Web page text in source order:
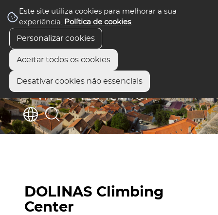
Este site utiliza cookies para melhorar a sua
experiência. Política de cookies.
Personalizar cookies
Aceitar todos os cookies
Desativar cookies não essenciais
DOLINAS Climbing
Center